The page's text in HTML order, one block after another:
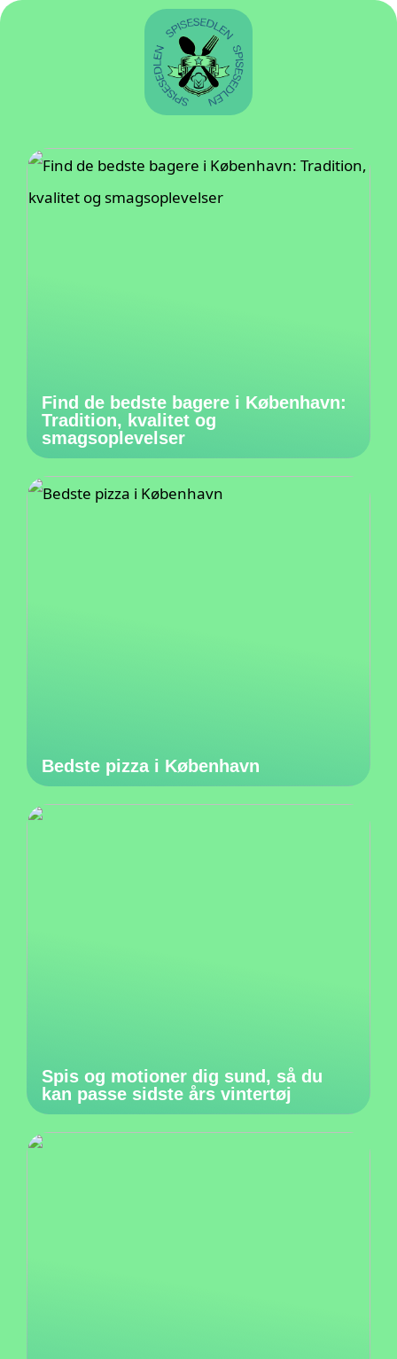
Find de bedste bagere i København:
Tradition, kvalitet og
smagsoplevelser
Bedste pizza i København
Spis og motioner dig sund, så du
kan passe sidste års vintertøj